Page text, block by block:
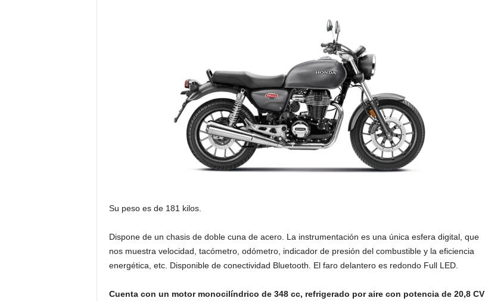
Su peso es de 181 kilos.
Dispone de un chasis de doble cuna de acero. La instrumentación es una única esfera digital, que
nos muestra velocidad, tacómetro, odómetro, indicador de presión del combustible y la eficiencia
energética, etc. Disponible de conectividad Bluetooth. El faro delantero es redondo Full LED.
Cuenta con un motor monocilíndrico de 348 cc, refrigerado por aire con potencia de 20,8 CV